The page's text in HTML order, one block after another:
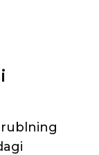
rublning